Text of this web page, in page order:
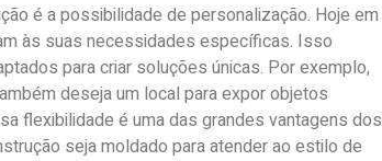
é a possibilidade de personalização. Hoje em
às suas necessidades específicas. Isso
para criar soluções únicas. Por exemplo,
deseja um local para expor objetos
flexibilidade é uma das grandes vantagens dos
seja moldado para atender ao estilo de